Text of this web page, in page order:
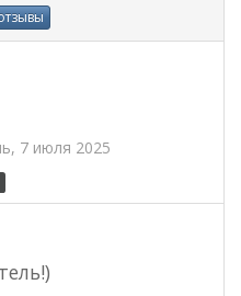
7 июля 2025